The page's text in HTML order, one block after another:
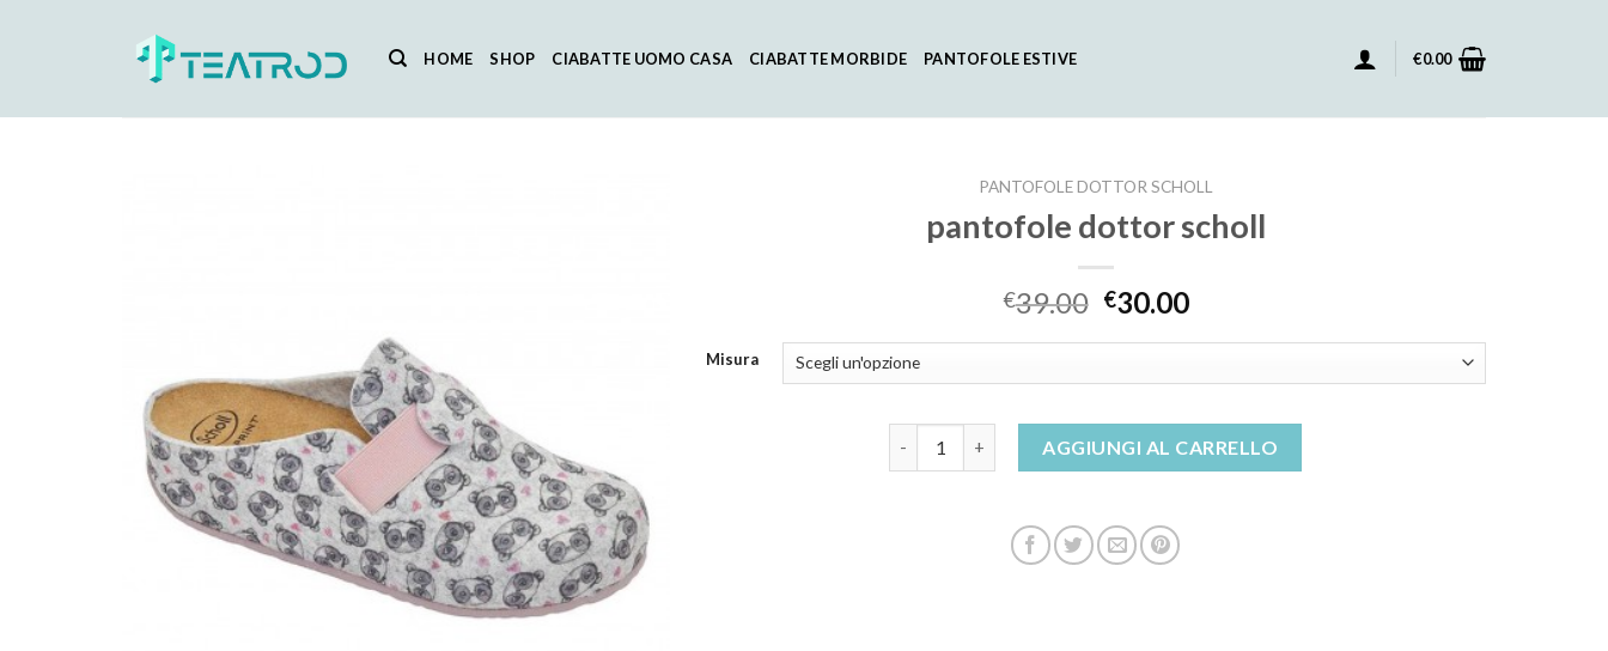
HOME SHOP CIABATTE UOMO CASA CIABATTE MORBIDE PANTOFOLE ESTIVE €0.00
PANTOFOLE DOTTOR SCHOLL
pantofole dottor scholl
€39.00 €30.00
Misura
AGGIUNGI AL CARRELLO